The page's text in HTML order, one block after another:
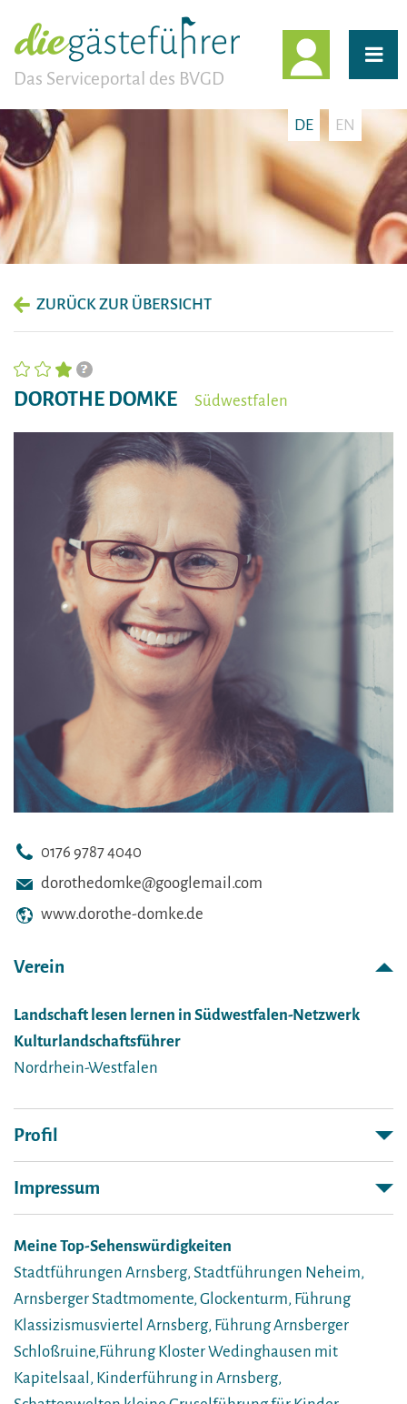
Das Serviceportal des BVGD
DE EN
ZURÜCK ZUR ÜBERSICHT
DOROTHE DOMKE Südwestfalen
0176 9787 4040
dorothedomke@googlemail.com
www.dorothe-domke.de
Verein
Landschaft lesen lernen in Südwestfalen-Netzwerk
Kulturlandschaftsführer
Nordrhein-Westfalen
Profil
Impressum
Meine Top-Sehenswürdigkeiten
Stadtführungen Arnsberg, Stadtführungen Neheim,
Arnsberger Stadtmomente, Glockenturm, Führung
Klassizismusviertel Arnsberg, Führung Arnsberger
Schloßruine,Führung Kloster Wedinghausen mit
Kapitelsaal, Kinderführung in Arnsberg,